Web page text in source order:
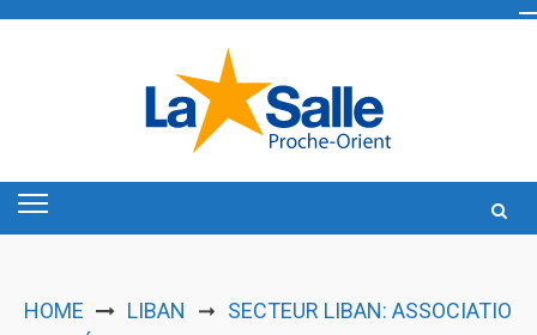
HOME LIBAN ➞ SECTEUR LIBAN: ASSOCIATIO